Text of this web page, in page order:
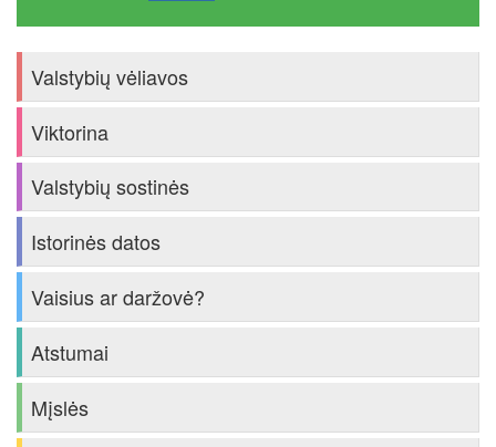
Valstybių vėliavos
Viktorina
Valstybių sostinės
Istorinės datos
Vaisius ar daržovė?
Atstumai
Mįslės